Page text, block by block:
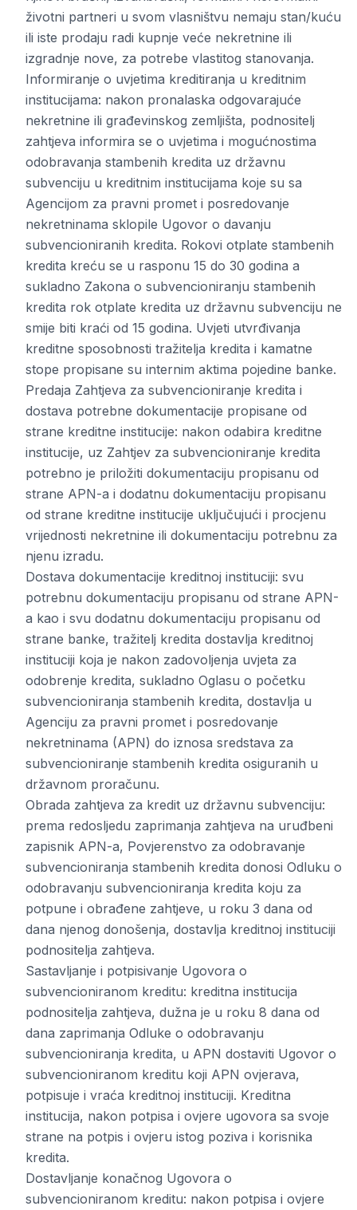
životni partneri u svom vlasništvu nemaju stan/kuću
ili iste prodaju radi kupnje veće nekretnine ili
izgradnje nove, za potrebe vlastitog stanovanja.
Informiranje o uvjetima kreditiranja u kreditnim
institucijama: nakon pronalaska odgovarajuće
nekretnine ili građevinskog zemljišta, podnositelj
zahtjeva informira se o uvjetima i mogućnostima
odobravanja stambenih kredita uz državnu
subvenciju u kreditnim institucijama koje su sa
Agencijom za pravni promet i posredovanje
nekretninama sklopile Ugovor o davanju
subvencioniranih kredita. Rokovi otplate stambenih
kredita kreću se u rasponu 15 do 30 godina a
sukladno Zakona o subvencioniranju stambenih
kredita rok otplate kredita uz državnu subvenciju ne
smije biti kraći od 15 godina. Uvjeti utvrđivanja
kreditne sposobnosti tražitelja kredita i kamatne
stope propisane su internim aktima pojedine banke.
Predaja Zahtjeva za subvencioniranje kredita i
dostava potrebne dokumentacije propisane od
strane kreditne institucije: nakon odabira kreditne
institucije, uz Zahtjev za subvencioniranje kredita
potrebno je priložiti dokumentaciju propisanu od
strane APN-a i dodatnu dokumentaciju propisanu
od strane kreditne institucije uključujući i procjenu
vrijednosti nekretnine ili dokumentaciju potrebnu za
njenu izradu.
Dostava dokumentacije kreditnoj instituciji: svu
potrebnu dokumentaciju propisanu od strane APN-
a kao i svu dodatnu dokumentaciju propisanu od
strane banke, tražitelj kredita dostavlja kreditnoj
instituciji koja je nakon zadovoljenja uvjeta za
odobrenje kredita, sukladno Oglasu o početku
subvencioniranja stambenih kredita, dostavlja u
Agenciju za pravni promet i posredovanje
nekretninama (APN) do iznosa sredstava za
subvencioniranje stambenih kredita osiguranih u
državnom proračunu.
Obrada zahtjeva za kredit uz državnu subvenciju:
prema redosljedu zaprimanja zahtjeva na uruđbeni
zapisnik APN-a, Povjerenstvo za odobravanje
subvencioniranja stambenih kredita donosi Odluku o
odobravanju subvencioniranja kredita koju za
potpune i obrađene zahtjeve, u roku 3 dana od
dana njenog donošenja, dostavlja kreditnoj instituciji
podnositelja zahtjeva.
Sastavljanje i potpisivanje Ugovora o
subvencioniranom kreditu: kreditna institucija
podnositelja zahtjeva, dužna je u roku 8 dana od
dana zaprimanja Odluke o odobravanju
subvencioniranja kredita, u APN dostaviti Ugovor o
subvencioniranom kreditu koji APN ovjerava,
potpisuje i vraća kreditnoj instituciji. Kreditna
institucija, nakon potpisa i ovjere ugovora sa svoje
strane na potpis i ovjeru istog poziva i korisnika
kredita.
Dostavljanje konačnog Ugovora o
subvencioniranom kreditu: nakon potpisa i ovjere